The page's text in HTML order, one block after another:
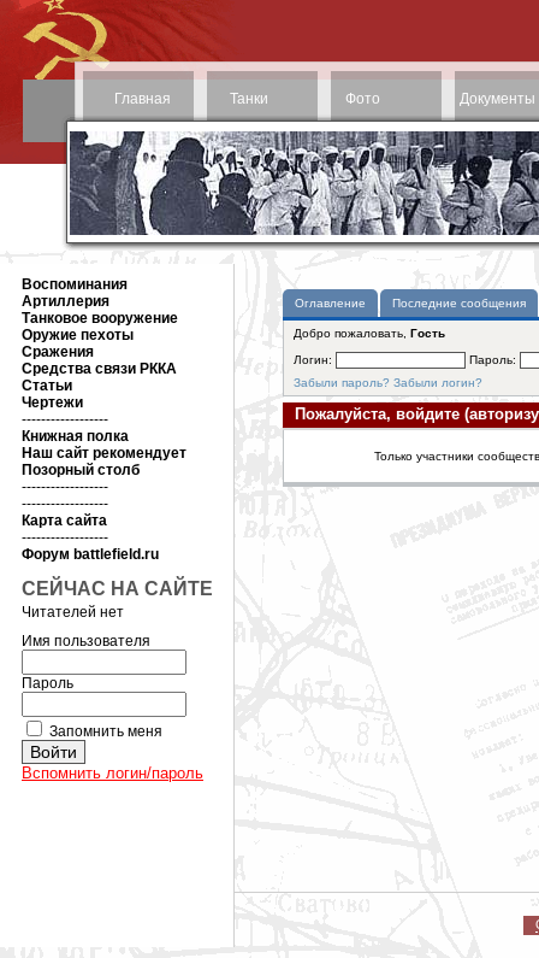
Главная Танки Фото Документы
Воспоминания
Артиллерия
Танковое вооружение
Оружие пехоты
Сражения
Средства связи РККА
Статьи
Чертежи
------------------
Книжная полка
Наш сайт рекомендует
Позорный столб
------------------
------------------
Карта сайта
------------------
Форум battlefield.ru
СЕЙЧАС НА САЙТЕ
Читателей нет
Имя пользователя
Пароль
Запомнить меня
Вспомнить логин/пароль
Оглавление Последние сообщения
Добро пожаловать, Гость
Логин:
Пароль:
Забыли пароль? Забыли логин?
Пожалуйста, войдите
Только участники